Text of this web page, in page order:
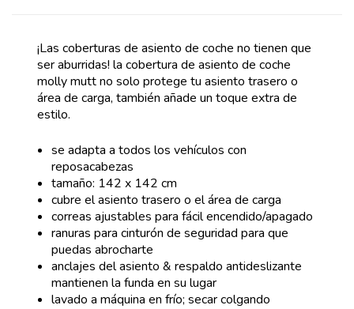
¡Las coberturas de asiento de coche no tienen que
ser aburridas! la cobertura de asiento de coche
molly mutt no solo protege tu asiento trasero o
área de carga, también añade un toque extra de
estilo.
se adapta a todos los vehículos con
reposacabezas
tamaño: 142 x 142 cm
cubre el asiento trasero o el área de carga
correas ajustables para fácil encendido/apagado
ranuras para cinturón de seguridad para que
puedas abrocharte
anclajes del asiento & respaldo antideslizante
mantienen la funda en su lugar
lavado a máquina en frío; secar colgando